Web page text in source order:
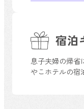
宿泊
息子夫婦の帰省
やこホテルの宿